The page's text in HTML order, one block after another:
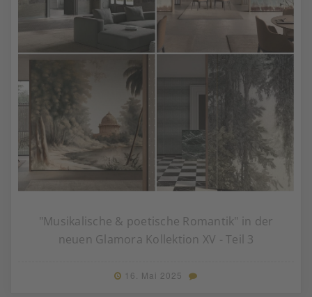
"Musikalische & poetische Romantik" in der
neuen Glamora Kollektion XV - Teil 3
16. Mai 2025